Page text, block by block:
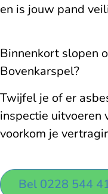
en is jouw pand
Binnenkort slopen
Bovenkarspel?
Twijfel je of er
inspectie uitvoeren
voorkom je
Bel 0228 544